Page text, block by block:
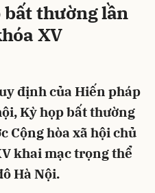
thường lần
XV
định của Hiến pháp
Kỳ họp bất thường
Cộng hòa xã hội chủ
khai mạc trọng thể
Hà Nội.
Hủy Gửi